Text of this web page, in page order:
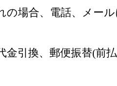
の場合、電話、メー
金引換、郵便振替(前